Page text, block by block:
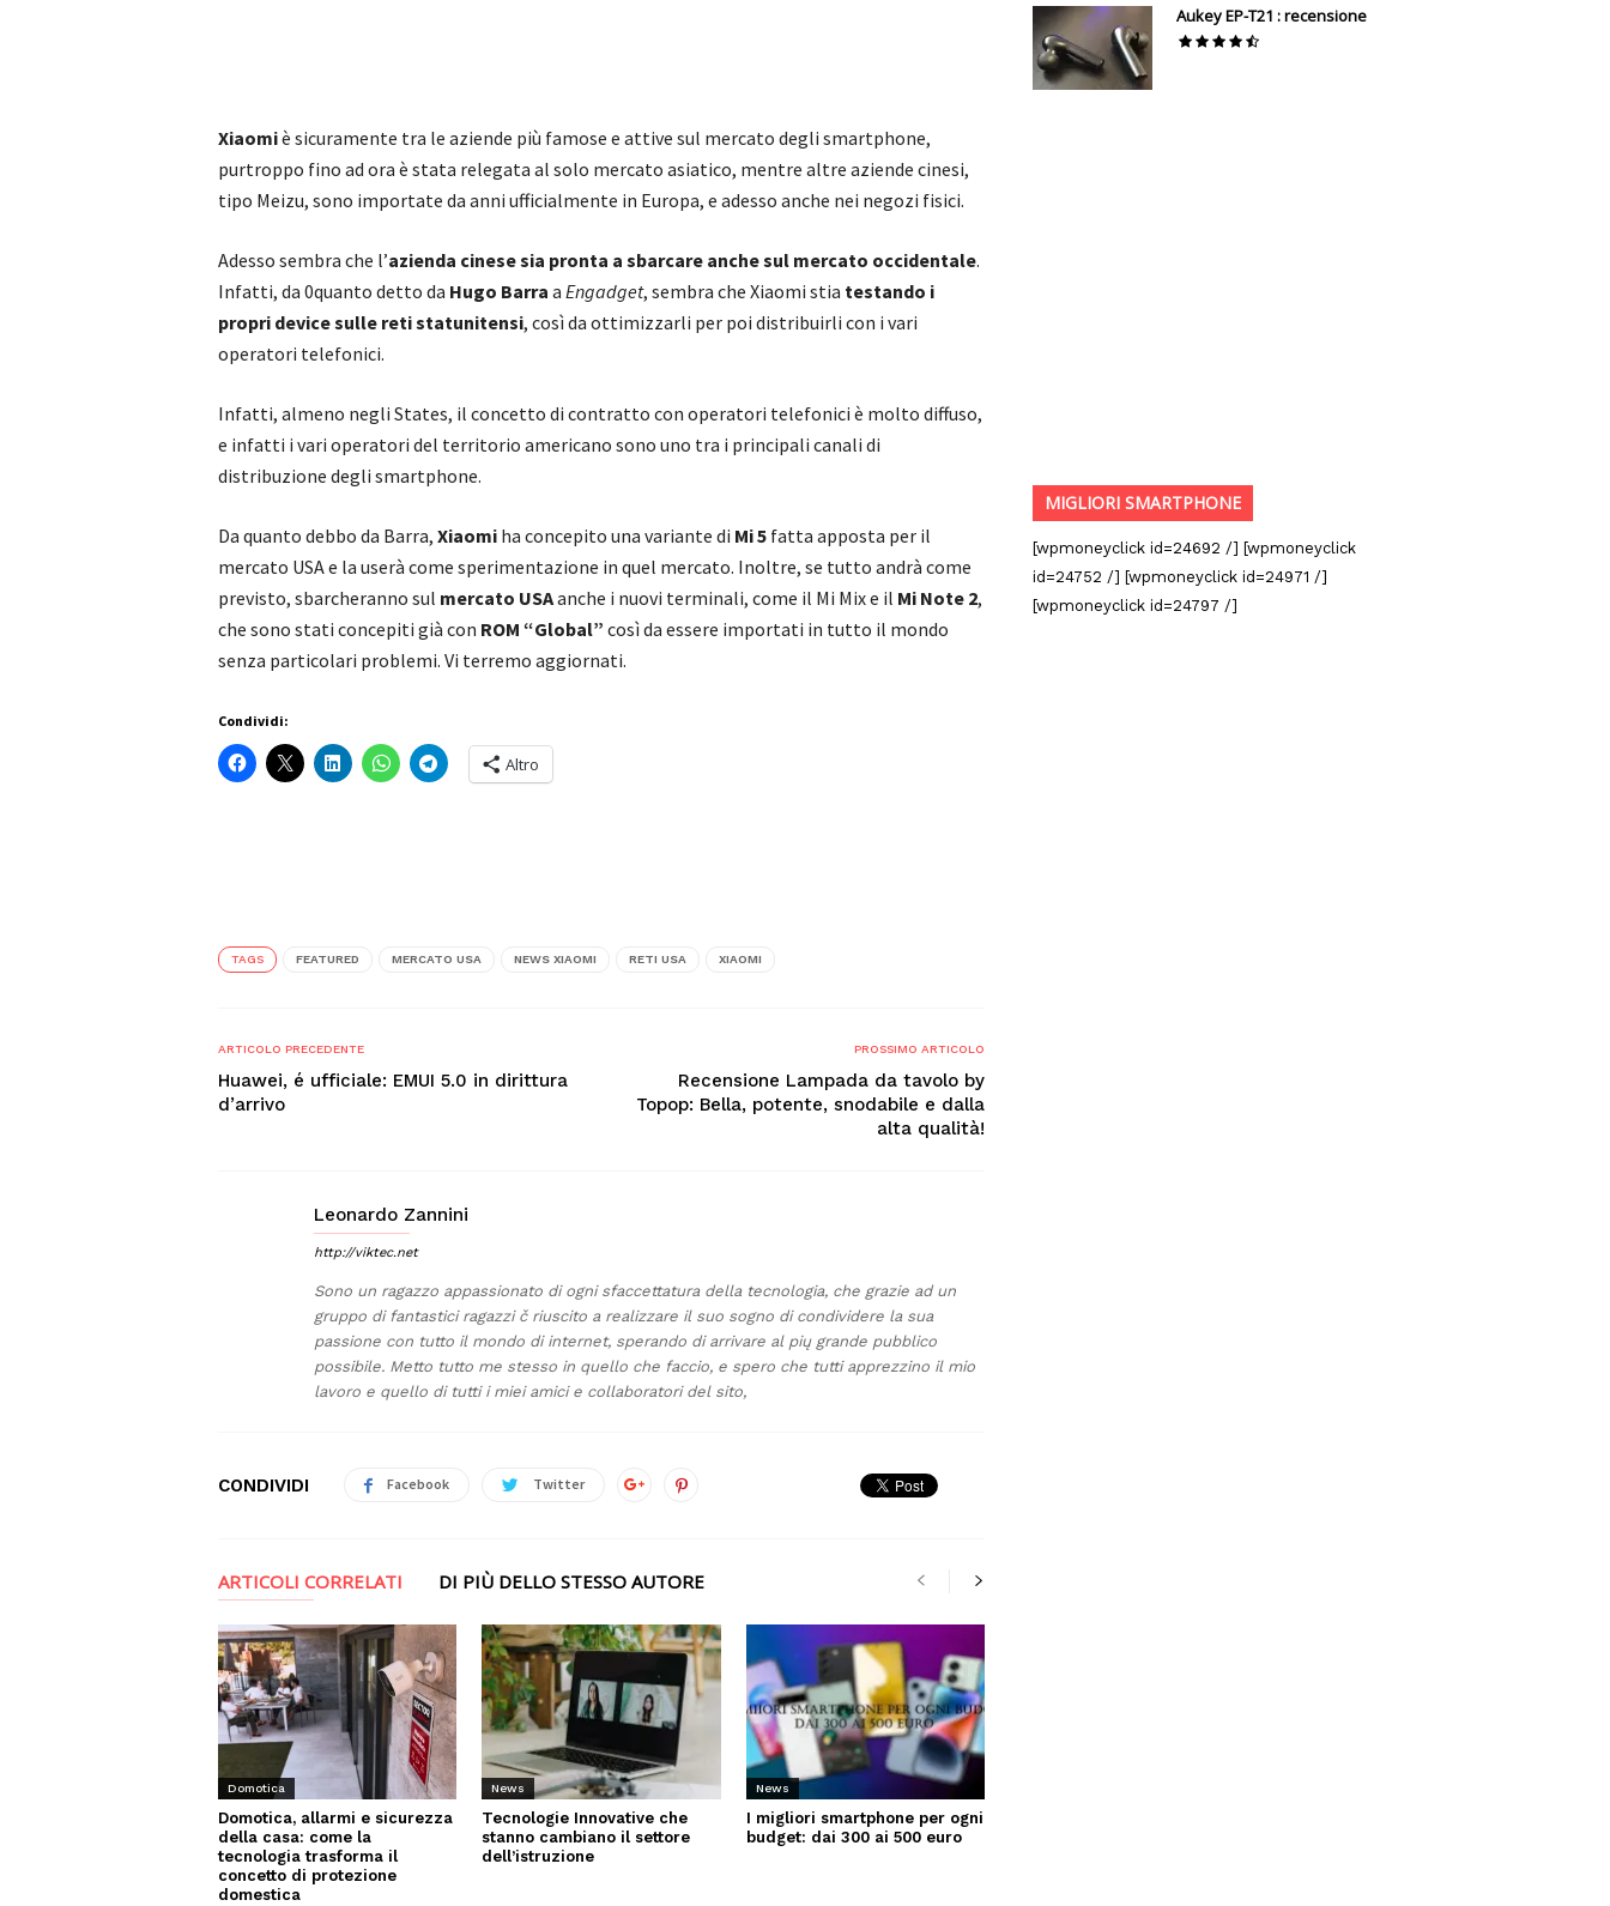
Xiaomiè sicuramente tra le aziende più famose e attive sul mercato degli smartphone,
purtroppo fino ad ora è stata relegata al solo mercato asiatico, mentre altre aziende cinesi,
tipo Meizu, sono importate da anni ufficialmente in Europa, e adesso anche nei negozi fisici.
Adesso sembra che l’azienda cinese sia pronta a sbarcare anche sul mercato occidentale.
Infatti, da 0quanto detto da Hugo Barra a Engadget, sembra che Xiaomi stia testando i
propri device sulle reti statunitensi, così da ottimizzarli per poi distribuirli con i vari
operatori telefonici.
Infatti, almeno negli States, il concetto di contratto con operatori telefonici è molto diffuso,
e infatti i vari operatori del territorio americano sono uno tra i principali canali di
distribuzione degli smartphone.
Da quanto debbo da Barra, Xiaomi ha concepito una variante di Mi 5 fatta apposta per il
mercato USA e la userà come sperimentazione in quel mercato. Inoltre, se tutto andrà come
previsto, sbarcheranno sul mercato USAanche i nuovi terminali, come il Mi Mix e il Mi Note 2,
che sono stati concepiti già con ROM “Global” così da essere importati in tutto il mondo
senza particolari problemi. Vi terremo aggiornati.
Condividi:
Altro
TAGS FEATURED MERCATO USA NEWS XIAOMI RETI USA XIAOMI
ARTICOLO PRECEDENTE
Huawei, é ufficiale: EMUI 5.0 in dirittura
d’arrivo
PROSSIMO ARTICOLO
Recensione Lampada da tavolo by
Topop: Bella, potente, snodabile e dalla
alta qualità!
Leonardo Zannini
http://viktec.net
Sono un ragazzo appassionato di ogni sfaccettatura della tecnologia, che grazie ad un
gruppo di fantastici ragazzi č riuscito a realizzare il suo sogno di condividere la sua
passione con tutto il mondo di internet, sperando di arrivare al pių grande pubblico
possibile. Metto tutto me stesso in quello che faccio, e spero che tutti apprezzino il mio
lavoro e quello di tutti i miei amici e collaboratori del sito,
CONDIVIDI Facebook Twitter
ARTICOLI CORRELATI DI PIÙ DELLO STESSO AUTORE
Domotica
Domotica, allarmi e sicurezza
della casa: come la
tecnologia trasforma il
concetto di protezione
domestica
News
Tecnologie Innovative che
stanno cambiano il settore
dell’istruzione
News
I migliori smartphone per ogni
budget: dai 300 ai 500 euro
Aukey EP-T21 : recensione
MIGLIORI SMARTPHONE
[wpmoneyclick id=24692 /] [wpmoneyclick
id=24752 /] [wpmoneyclick id=24971 /]
[wpmoneyclick id=24797 /]